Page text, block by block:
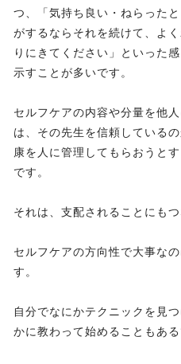
つ、「気持ち良い・ねらった
がするならそれを続けて、よ
りにきてください」といった
示すことが多いです。
セルフケアの内容や分量を他
は、その先生を信頼している
康を人に管理してもらおうと
です。
それは、支配されることにもつ
セルフケアの方向性で大事なの
す。
自分でなにかテクニックを見
かに教わって始めることもある